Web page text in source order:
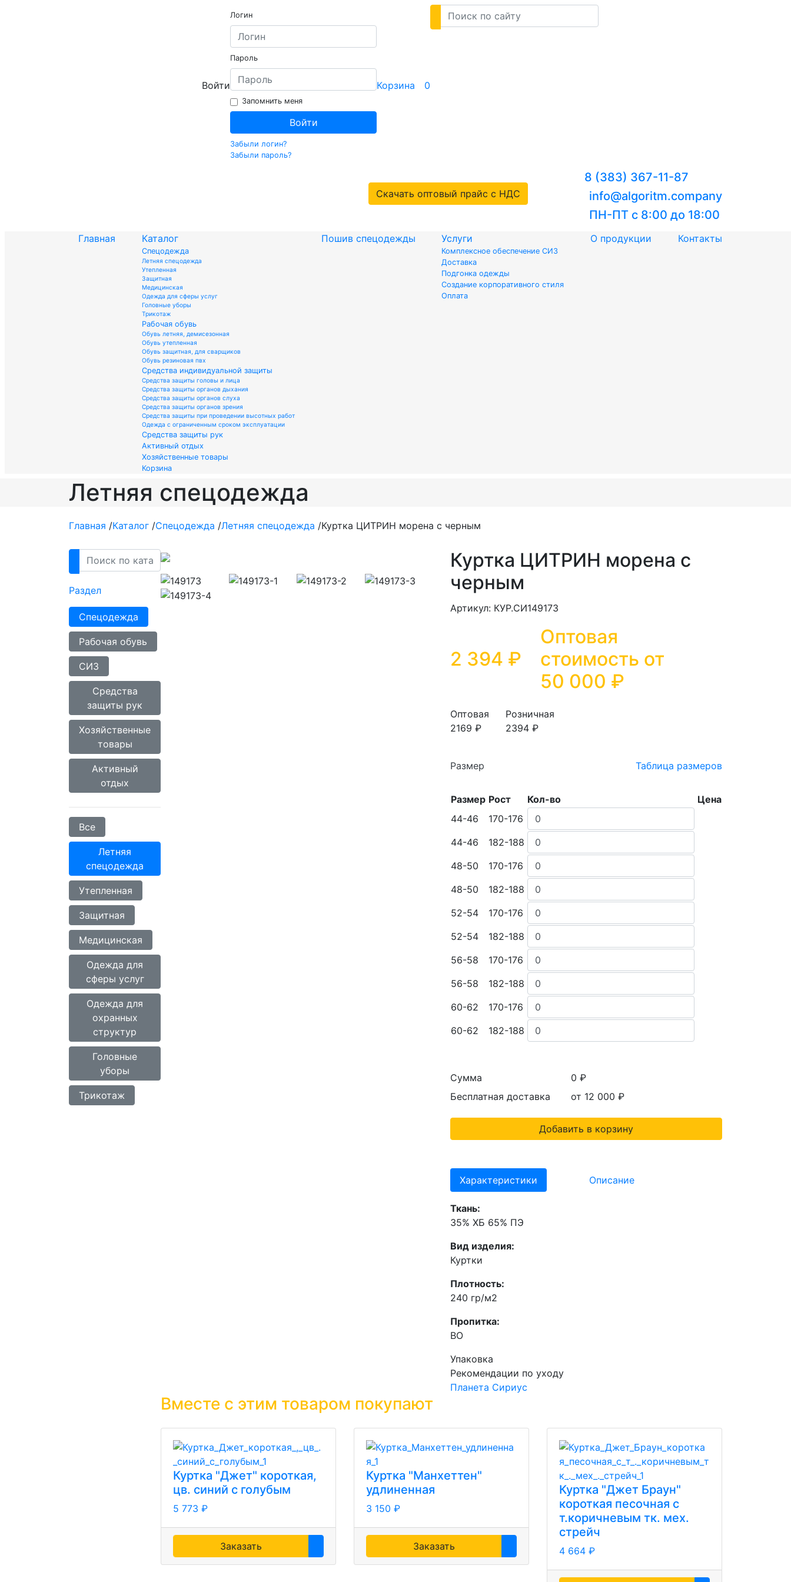
Войти
Логин
Пароль
Запомнить меня
Войти
Забыли логин?
Забыли пароль?
Корзина 0
Скачать оптовый прайс с НДС
8 (383) 367-11-87
info@algoritm.company
ПН-ПТ с 8:00 до 18:00
Главная Каталог
Спецодежда
Летняя спецодежда
Утепленная
Защитная
Медицинская
Одежда для сферы услуг
Головные уборы
Трикотаж
Рабочая обувь
Обувь летняя, демисезонная
Обувь утепленная
Обувь защитная, для сварщиков
Обувь резиновая пвх
Средства индивидуальной защиты
Средства защиты головы и лица
Средства защиты органов дыхания
Средства защиты органов слуха
Средства защиты органов зрения
Средства защиты при проведении высотных работ
Одежда с ограниченным сроком эксплуатации
Средства защиты рук
Активный отдых
Хозяйственные товары
Корзина
Пошив спецодежды Услуги
Комплексное обеспечение СИЗ
Доставка
Подгонка одежды
Создание корпоративного стиля
Оплата
О продукции Контакты
Летняя спецодежда
Главная /Каталог /Спецодежда /Летняя спецодежда /Куртка ЦИТРИН морена с черным
Куртка ЦИТРИН морена с
черным
Артикул: КУР.СИ149173
2 394 ₽
Оптовая
стоимость от
50 000 ₽
Оптовая
2169 ₽
Розничная
2394 ₽
Размер Таблица размеров
Размер Рост Кол-во
Цена
44-46
170-176
44-46
182-188
48-50
170-176
48-50
182-188
52-54
170-176
52-54
182-188
56-58
170-176
56-58
182-188
60-62
170-176
60-62
182-188
Сумма
Бесплатная доставка
0 ₽
от 12 000 ₽
Добавить в корзину
Характеристики Описание
Ткань:
35% ХБ 65% ПЭ
Вид изделия:
Куртки
Плотность:
240 гр/м2
Пропитка:
ВО
Упаковка
Рекомендации по уходу
Планета Сириус
Вместе с этим товаром покупают
Куртка "Джет" короткая,
цв. синий с голубым
5 773 ₽
Заказать
Куртка "Манхеттен"
удлиненная
3 150 ₽
Заказать
Куртка "Джет Браун"
короткая песочная с
т.коричневым тк. мех.
стрейч
4 664 ₽
Раздел
Спецодежда
Рабочая обувь
СИЗ
Средства
защиты рук
Хозяйственные
товары
Активный
отдых
Все
Летняя
спецодежда
Утепленная
Защитная
Медицинская
Одежда для
сферы услуг
Одежда для
охранных
структур
Головные
уборы
Трикотаж